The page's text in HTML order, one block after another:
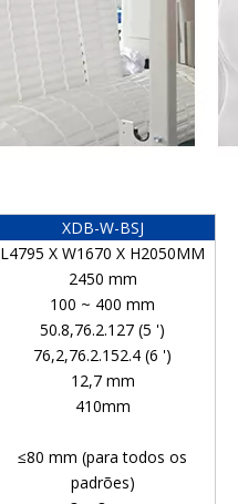
XDB-W-BSJ
L4795 X W1670 X H2050MM
2450 mm
100 ~ 400 mm
50.8,76.2.127 (5 ')
76,2,76.2.152.4 (6 ')
12,7 mm
410mm
≤80 mm (para todos os
padrões)